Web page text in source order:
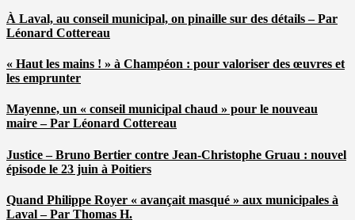
À Laval, au conseil municipal, on pinaille sur des détails – Par
Léonard Cottereau
« Haut les mains ! » à Champéon : pour valoriser des œuvres et
les emprunter
Mayenne, un « conseil municipal chaud » pour le nouveau
maire – Par Léonard Cottereau
Justice – Bruno Bertier contre Jean-Christophe Gruau : nouvel
épisode le 23 juin à Poitiers
Quand Philippe Royer « avançait masqué » aux municipales à
Laval – Par Thomas H.